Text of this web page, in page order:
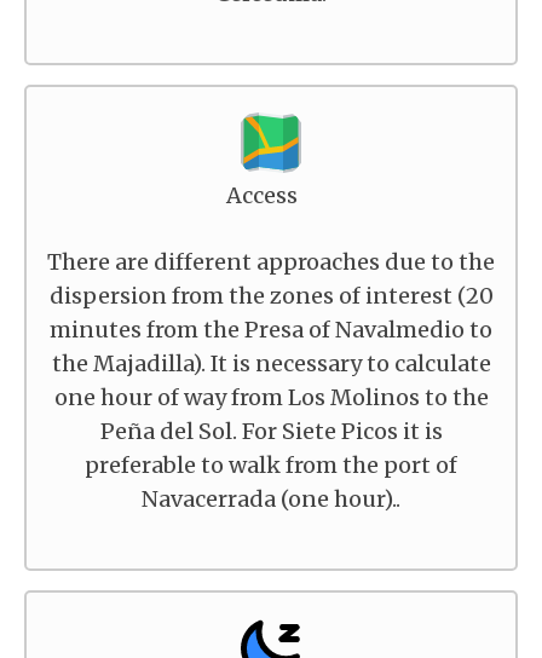
Access
There are different approaches due to the
dispersion from the zones of interest (20
minutes from the Presa of Navalmedio to
the Majadilla). It is necessary to calculate
one hour of way from Los Molinos to the
Peña del Sol. For Siete Picos it is
preferable to walk from the port of
Navacerrada (one hour)..